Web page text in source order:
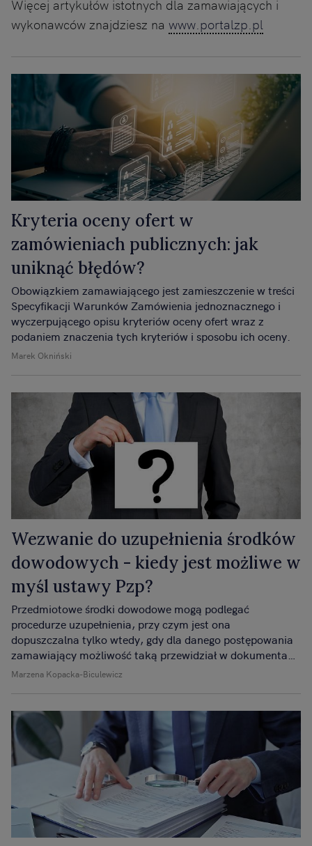
Więcej artykułów istotnych dla zamawiających i
wykonawców znajdziesz na www.portalzp.pl
Kryteria oceny ofert w
zamówieniach publicznych: jak
uniknąć błędów?
Marek Okniński
Obowiązkiem zamawiającego jest zamieszczenie w treści
Specyfikacji Warunków Zamówienia jednoznacznego i
wyczerpującego opisu kryteriów oceny ofert wraz z
podaniem znaczenia tych kryteriów i sposobu ich oceny.
Wezwanie do uzupełnienia środków
dowodowych - kiedy jest możliwe w
myśl ustawy Pzp?
Marzena Kopacka-Biculewicz
Przedmiotowe środki dowodowe mogą podlegać
procedurze uzupełnienia, przy czym jest ona
dopuszczalna tylko wtedy, gdy dla danego postępowania
zamawiający możliwość taką przewidział w dokumentach
zamówienia lub w ogłoszeniu o zamówieniu.